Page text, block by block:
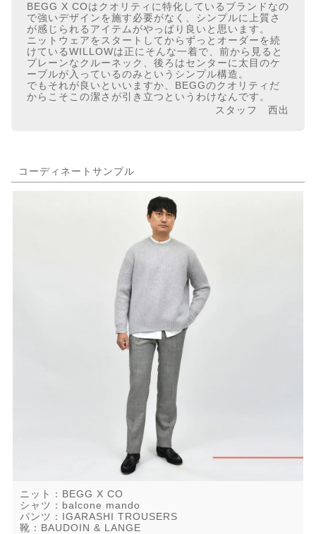
BEGG X COはクオリティに特化しているブランドなの
で強いデザインを施す必要がなく、シンプルに上質さ
が感じられるアイテムがやっぱり良いと思います。
ニットウェアをスタートしてからずっとオーダーを続
けているWILLOWは正にそんな一着で、前から見ると
プレーンなクルーネック、後ろはセンターに太目のケ
ーブルが入っているのみというシンプル構造。
でもそれが良いといいますか、BEGGのクオリティだ
からこそこの潔さが引き立つというわけなんです。
スタッフ 西出
コーディネートサンプル
ニット：BEGG X CO
シャツ：balcone mando
パンツ：IGARASHI TROUSERS
靴：BAUDOIN & LANGE